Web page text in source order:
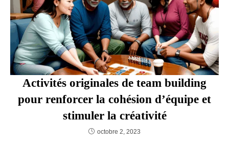
Activités pour une Soirée Inoubliable
mai 21, 2024